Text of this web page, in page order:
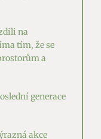
na
tím, že se
a
generace
akce